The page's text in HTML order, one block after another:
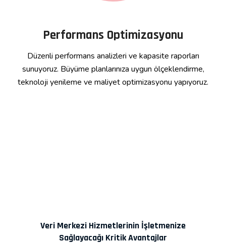
Performans Optimizasyonu
Düzenli performans analizleri ve kapasite raporları
sunuyoruz. Büyüme planlarınıza uygun ölçeklendirme,
teknoloji yenileme ve maliyet optimizasyonu yapıyoruz.
Veri Merkezi Hizmetlerinin İşletmenize
Sağlayacağı Kritik Avantajlar